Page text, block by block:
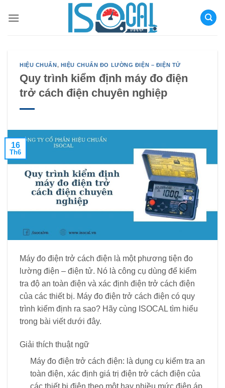
qua
HIỆU CHUẨN, HIỆU CHUẨN ĐO LƯỜNG ĐIỆN – ĐIỆN TỬ
Quy trình kiểm định máy đo điện
trở cách điện chuyên nghiệp
16
Th6
Máy đo điện trở cách điện là một phương tiện đo
lường điện – điện tử. Nó là công cụ dùng để kiểm
tra độ an toàn điện và xác định điện trở cách điện
của các thiết bị. Máy đo điện trở cách điện có quy
trình kiểm định ra sao? Hãy cùng ISOCAL tìm hiểu
trong bài viết dưới đây.
Giải thích thuật ngữ
Máy đo điện trở cách điện: là dụng cụ kiểm tra an
toàn điện, xác định giá trị điện trở cách điện của
các thiết bị điện theo một hay nhiều mức điện áp